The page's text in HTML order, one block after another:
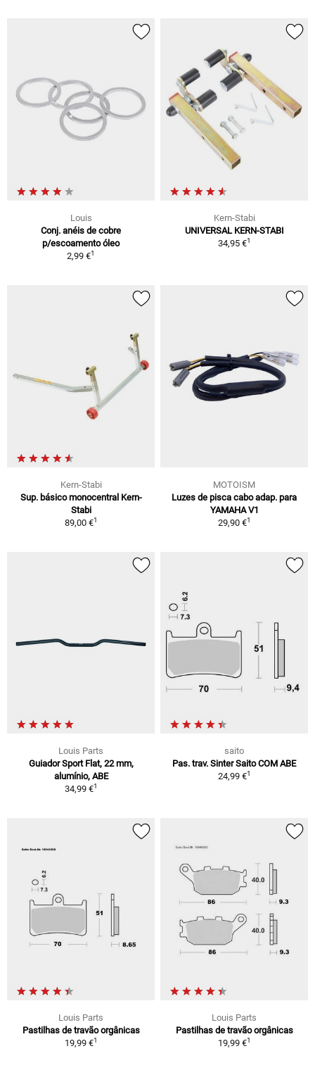
Louis
Conj. anéis de cobre
p/escoamento óleo
2,99 €1
Kern-Stabi
UNIVERSAL KERN-STABI
34,95 €1
Kern-Stabi
Sup. básico monocentral Kern-
Stabi
89,00 €1
MOTOISM
Luzes de pisca cabo adap. para
YAMAHA V1
29,90 €1
Louis Parts
Guiador Sport Flat, 22 mm,
alumínio, ABE
34,99 €1
saito
Pas. trav. Sinter Saito COM ABE
24,99 €1
Louis Parts
Pastilhas de travão orgânicas
19,99 €1
Louis Parts
Pastilhas de travão orgânicas
19,99 €1